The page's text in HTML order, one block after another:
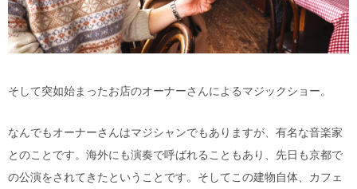
そして突如始まったお店のオーナーさんによるマジックショー。
なんでもオーナーさんはマジシャンでもありますが、有名な音楽家
とのことです。海外にも演奏で呼ばれることもあり、先日も京都で
の公演をされてきたということです。そしてこの建物自体、カフェ